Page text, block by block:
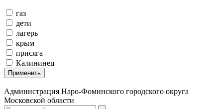
газ
дети
лагерь
крым
присяга
Калининец
Применить
Администрация Наро-Фоминского городского округа
Московской области